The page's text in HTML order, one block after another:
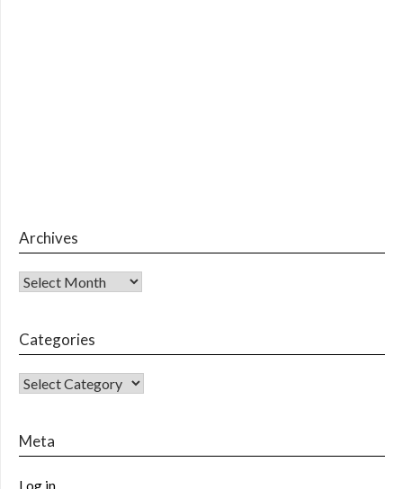
Archives
Archives
Categories
CATEGORIES
Meta
Log in